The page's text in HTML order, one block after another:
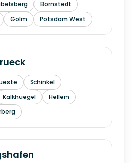
Bornstedt
Golm Potsdam West
Schinkel
Kalkhuegel
Hellern